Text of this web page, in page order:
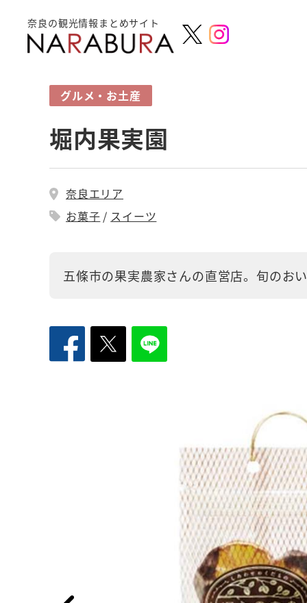
奈良の観光情報まとめサイト
グルメ・お土産
堀内果実園
奈良エリア
お菓子
スイーツ
五條市の果実農家さんの直営店。旬のお